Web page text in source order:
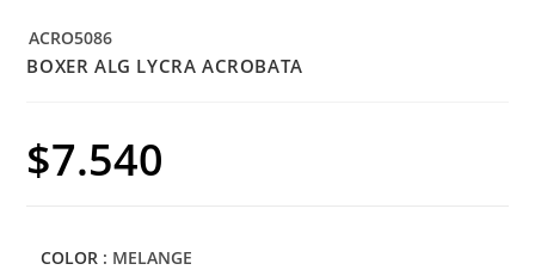
ACRO5086
BOXER ALG LYCRA ACROBATA
$7.540
COLOR : MELANGE